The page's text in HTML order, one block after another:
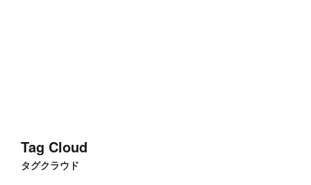
Tag Cloud
タグクラウド